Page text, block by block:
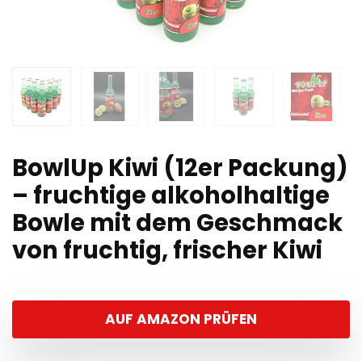
BowlUp Kiwi (12er Packung)
– fruchtige alkoholhaltige
Bowle mit dem Geschmack
von fruchtig, frischer Kiwi
AUF AMAZON PRÜFEN